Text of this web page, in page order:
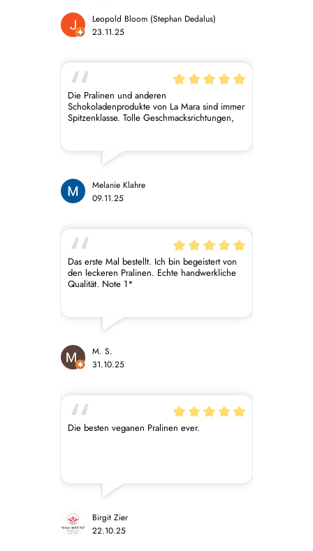
Leopold Bloom (Stephan Dedalus)
23.11.25
Die Pralinen und anderen
Schokoladenprodukte von La Mara sind immer
Spitzenklasse. Tolle Geschmacksrichtungen,
alles sieht spitze aus und ist nachhaltig
wieder den Adventskalender aufmachen zu
dürfen. Mit Abstand die beste vegane
Melanie Klahre
09.11.25
Das erste Mal bestellt. Ich bin begeistert von
den leckeren Pralinen. Echte handwerkliche
Qualität. Note 1*
M. S.
31.10.25
Die besten veganen Pralinen ever.
Birgit Zier
22.10.25